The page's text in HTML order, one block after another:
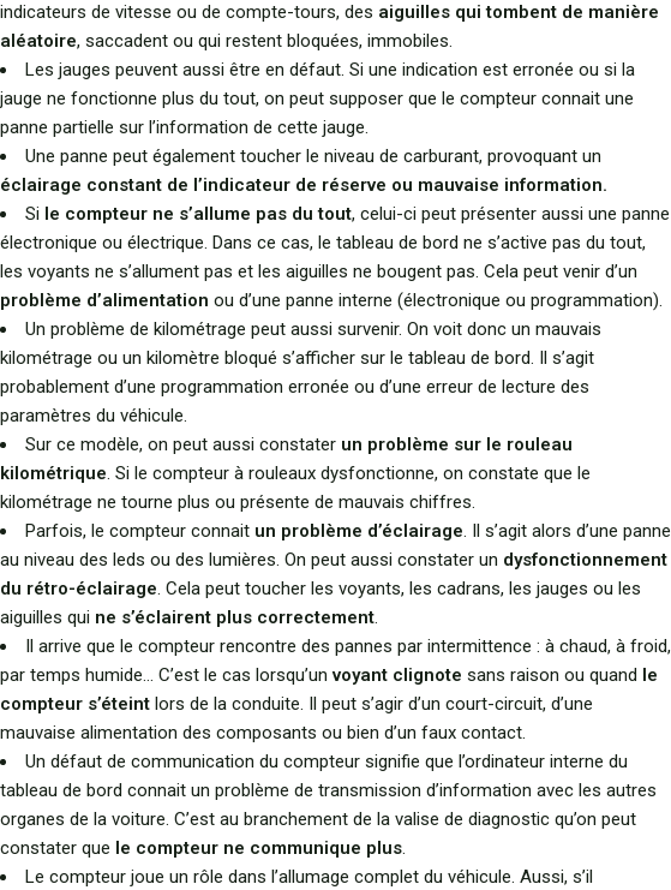
indicateurs de vitesse ou de compte-tours, des aiguilles qui tombent de manière
aléatoire, saccadent ou qui restent bloquées, immobiles.
Les jauges peuvent aussi être en défaut. Si une indication est erronée ou si la
jauge ne fonctionne plus du tout, on peut supposer que le compteur connait une
panne partielle sur l’information de cette jauge.
Une panne peut également toucher le niveau de carburant, provoquant un
éclairage constant de l’indicateur de réserve ou mauvaise information.
Si le compteur ne s’allume pas du tout, celui-ci peut présenter aussi une panne
électronique ou électrique. Dans ce cas, le tableau de bord ne s’active pas du tout,
les voyants ne s’allument pas et les aiguilles ne bougent pas. Cela peut venir d’un
problème d’alimentation ou d’une panne interne (électronique ou programmation).
Un problème de kilométrage peut aussi survenir. On voit donc un mauvais
kilométrage ou un kilomètre bloqué s’afficher sur le tableau de bord. Il s’agit
probablement d’une programmation erronée ou d’une erreur de lecture des
paramètres du véhicule.
Sur ce modèle, on peut aussi constater un problème sur le rouleau
kilométrique. Si le compteur à rouleaux dysfonctionne, on constate que le
kilométrage ne tourne plus ou présente de mauvais chiffres.
Parfois, le compteur connait un problème d’éclairage. Il s’agit alors d’une panne
au niveau des leds ou des lumières. On peut aussi constater un dysfonctionnement
du rétro-éclairage. Cela peut toucher les voyants, les cadrans, les jauges ou les
aiguilles qui ne s’éclairent plus correctement.
Il arrive que le compteur rencontre des pannes par intermittence : à chaud, à froid,
par temps humide… C’est le cas lorsqu’unvoyant clignote sans raison ou quand
le
compteur s’éteint lors de la conduite. Il peut s’agir d’un court-circuit, d’une
mauvaise alimentation des composants ou bien d’un faux contact.
Un défaut de communication du compteur signifie que l’ordinateur interne du
tableau de bord connait un problème de transmission d’information avec les autres
organes de la voiture. C’est au branchement de la valise de diagnostic qu’on peut
constater que le compteur ne communique plus.
Le compteur joue un rôle dans l’allumage complet du véhicule. Aussi, s’il